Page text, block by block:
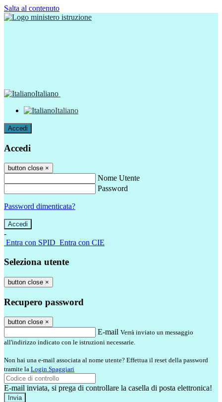
Salta al contenuto
Italiano
Italiano
Accedi
Accedi
button close ×
Nome Utente
Password
Password dimenticata?
-
Entra con SPID Entra con CIE
Seleziona utente
button close ×
Recupero password
button close ×
E-mail Verrà inviato un messaggio
all'indirizzo indicato con le istruzioni necessarie.
Non hai una e-mail associata al nome utente? Effettua il reset della password
tramite la Login Spaggiari
E-mail inviata, si prega di controllare la casella di posta elettronica!